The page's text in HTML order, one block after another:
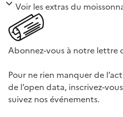
Voir les extras du
Abonnez-vous à notre lettre
Pour ne rien manquer de
de l’open data, inscrivez-
suivez nos événements.